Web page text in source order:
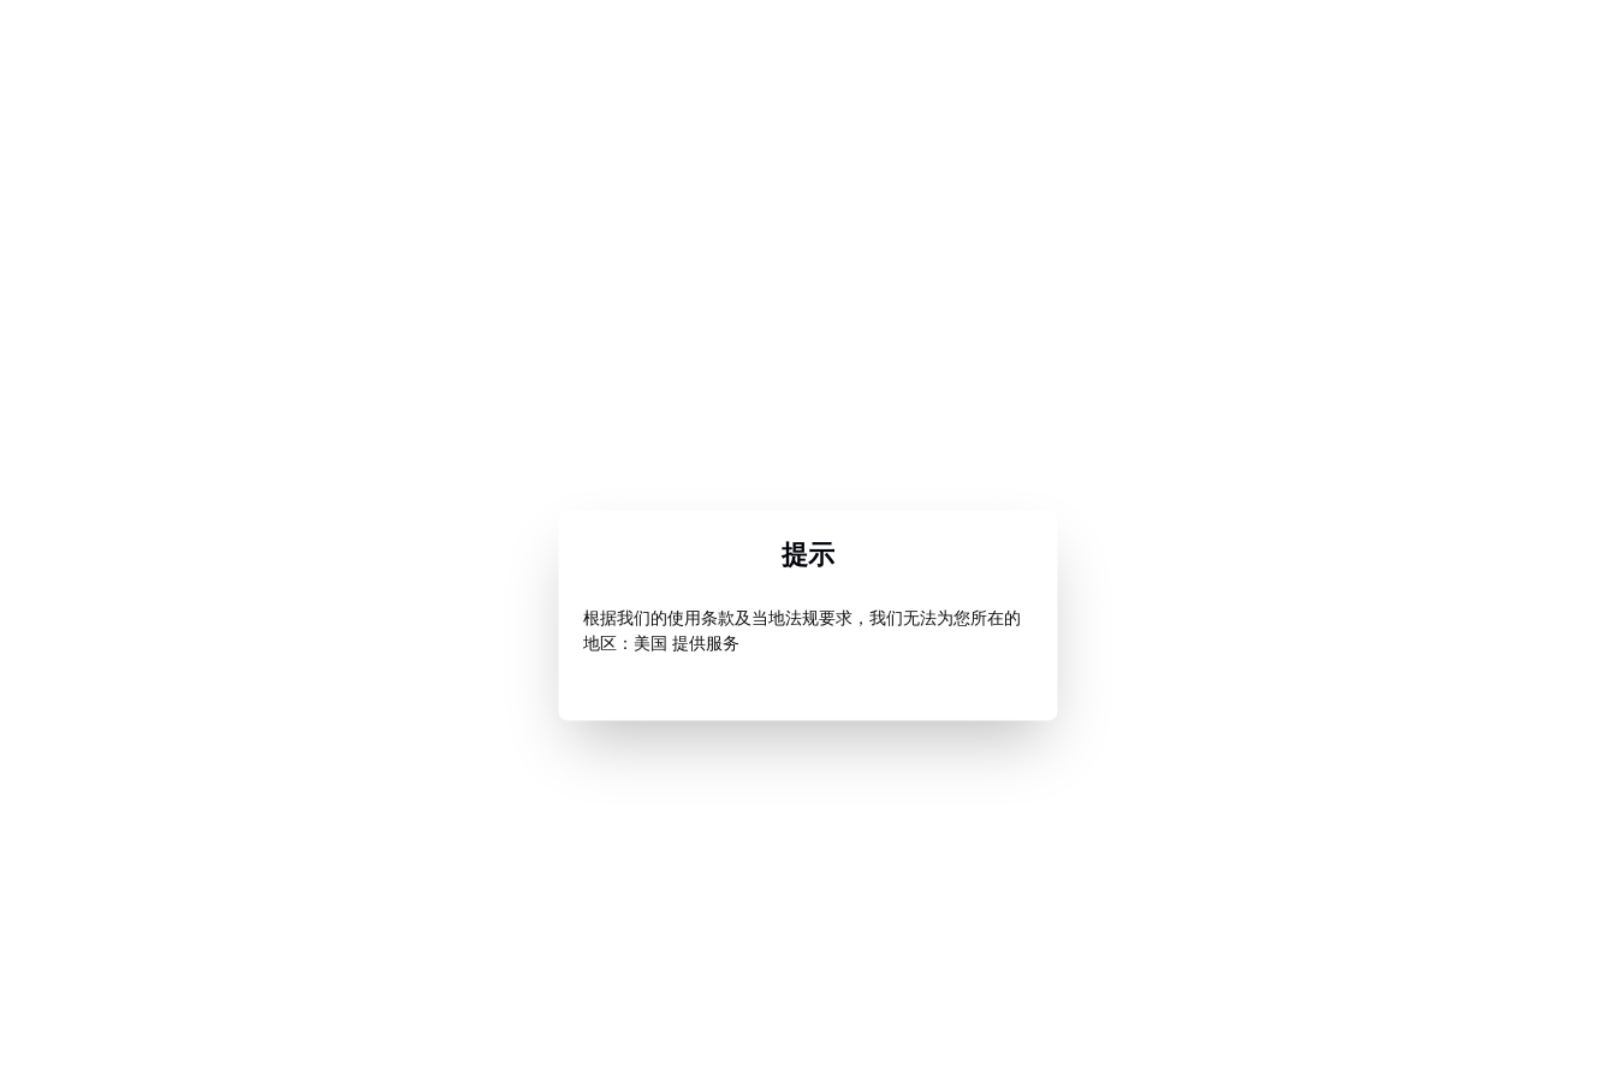
提示
根据我们的使用条款及当地法规要求，我们无法为您所在的
地区：美国 提供服务